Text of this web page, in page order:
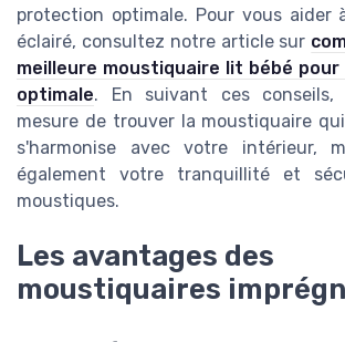
protection optimale. Pour vous aider
éclairé, consultez notre article sur
meilleure moustiquaire lit bébé
optimale. En suivant ces conseils,
mesure de trouver la moustiquaire
s'harmonise avec votre intérieur,
également votre tranquillité et
moustiques.
Les avantages des
moustiquaires